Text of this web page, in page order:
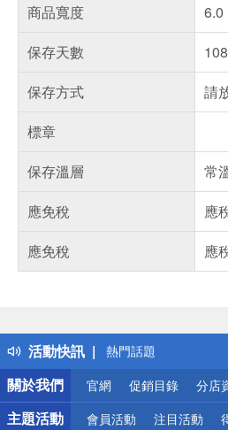
商品寬度
6.0
保存天數
保存方式
請
標章
保存溫層
常
應免稅
應
應免稅
應
活動快訊
得獎公告
熱門話題
銀行優惠
偏遠地區配送
詐騙網頁！請小心！
關於我們
官網 促銷目錄 分店
主題活動 會員活動 注目活動